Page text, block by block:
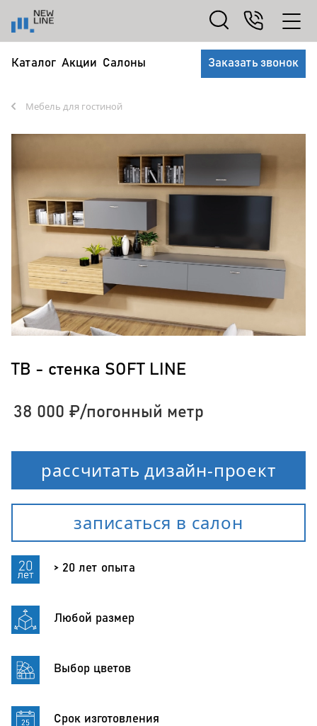
Каталог Акции Салоны Заказать звонок
Мебель для гостиной
ТВ - стенка SOFT LINE
38 000 ₽/погонный метр
рассчитать дизайн-проект
записаться в салон
> 20 лет опыта
Любой размер
Выбор цветов
Срок изготовления